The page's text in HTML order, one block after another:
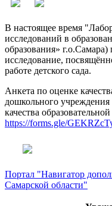
В настоящее время
исследований в
образования»
исследование,
работе детского сада.
Анкета по оценке
дошкольного
качества
https://forms.gle/
Портал "Навигатор
Самарской области"